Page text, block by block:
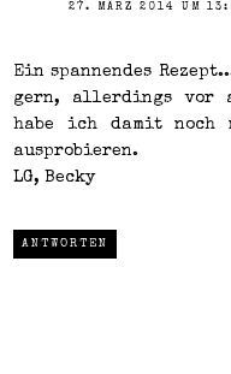
27. MÄRZ 2014 UM
Ein spannendes
gern, allerdings vor
habe ich damit noch
ausprobieren.
LG, Becky
ANTWORTEN